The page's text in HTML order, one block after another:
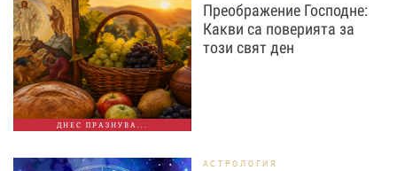
ДНЕС ПРАЗНУВА...
Преображение Господне:
Какви са поверията за
този свят ден
АСТРОЛОГИЯ